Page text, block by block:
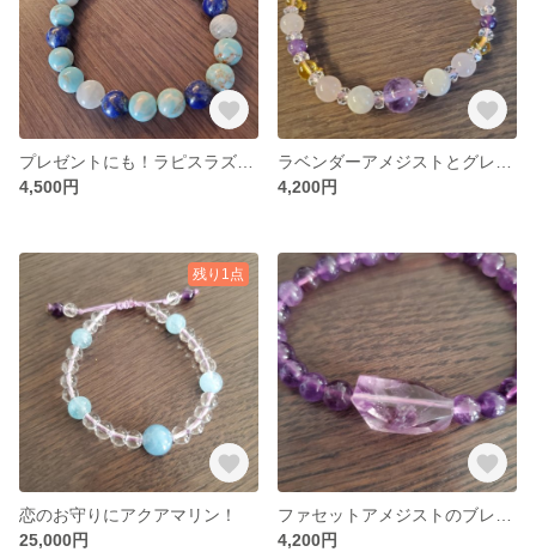
4,500円
4,200円
残り1点
恋のお守りにアクアマリン！
25,000円
4,200円